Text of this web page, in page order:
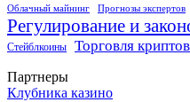
Облачный майнинг Прогнозы экспертов
Регулирование и
Стейблкоины Торговля
Партнеры
Клубника казино